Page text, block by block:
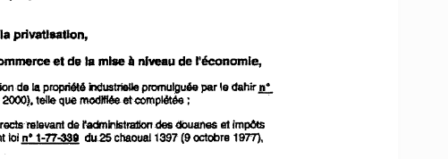
privatlsatJon,
et de la mise è nlveau de l'éconcmle,
la propriété industrleIle promulguée par le dahir J:l:
2(00), telle que modlfiée etcomplètée ; .
de radminlstration des dOuar'le$ et impOts
loi n·1-17:339 du.2S chaoual 1397 (9 octobre 1977),